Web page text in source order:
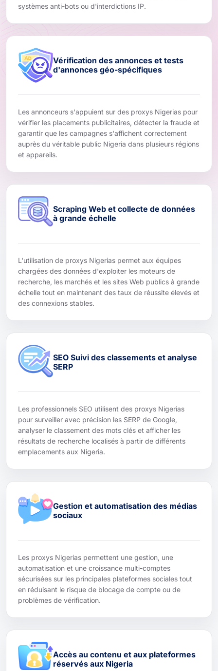
systèmes anti-bots ou d'interdictions IP.
Vérification des annonces et tests
d'annonces géo-spécifiques
Les annonceurs s'appuient sur des proxys Nigerias pour
vérifier les placements publicitaires, détecter la fraude et
garantir que les campagnes s'affichent correctement
auprès du véritable public Nigeria dans plusieurs régions
et appareils.
Scraping Web et collecte de données
à grande échelle
L'utilisation de proxys Nigerias permet aux équipes
chargées des données d'exploiter les moteurs de
recherche, les marchés et les sites Web publics à grande
échelle tout en maintenant des taux de réussite élevés et
des connexions stables.
SEO Suivi des classements et analyse
SERP
Les professionnels SEO utilisent des proxys Nigerias
pour surveiller avec précision les SERP de Google,
analyser le classement des mots clés et afficher les
résultats de recherche localisés à partir de différents
emplacements aux Nigeria.
Gestion et automatisation des médias
sociaux
Les proxys Nigerias permettent une gestion, une
automatisation et une croissance multi-comptes
sécurisées sur les principales plateformes sociales tout
en réduisant le risque de blocage de compte ou de
problèmes de vérification.
Accès au contenu et aux plateformes
réservés aux Nigeria